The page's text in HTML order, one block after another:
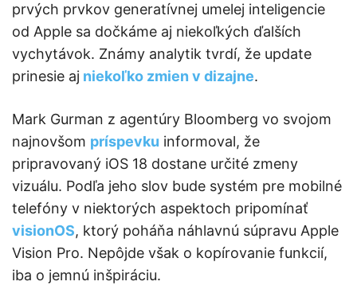
prvých prvkov generatívnej umelej inteligencie
od Apple sa dočkáme aj niekoľkých ďalších
vychytávok. Známy analytik tvrdí, že update
prinesie aj niekoľko zmien v dizajne.
Mark Gurman z agentúry Bloomberg vo svojom
najnovšom príspevku informoval, že
pripravovaný iOS 18 dostane určité zmeny
vizuálu. Podľa jeho slov bude systém pre mobilné
telefóny v niektorých aspektoch pripomínať
visionOS, ktorý poháňa náhlavnú súpravu Apple
Vision Pro. Nepôjde však o kopírovanie funkcií,
iba o jemnú inšpiráciu.